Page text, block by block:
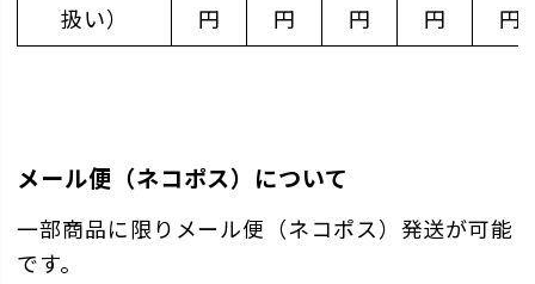
扱い）
円
円
円
円
円
メール便（ネコポス）について
一部商品に限りメール便（ネコポス）発送が可能
です。